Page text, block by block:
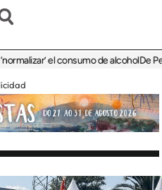
el consumo de alcoholDe Perlío a